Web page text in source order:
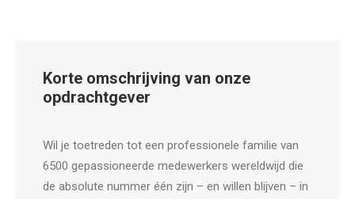
Korte omschrijving van onze
opdrachtgever
Wil je toetreden tot een professionele familie van
6500 gepassioneerde medewerkers wereldwijd die
de absolute nummer één zijn – en willen blijven – in